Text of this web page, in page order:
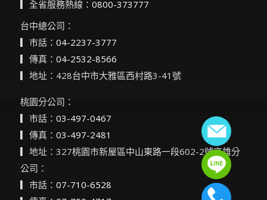
▎全省服務熱線： 0800-373777
台中總公司：
▎市話： 04-2237-3777
▎傳真： 04-2532-8566
▎地址：428台中市大雅區西村路3-41號
桃園分公司：
▎市話： 03-497-0467
▎傳真： 03-497-2481
▎地址：327桃園市新屋區中山東路一段602-2號高雄分
公司：
▎市話： 07-710-6528